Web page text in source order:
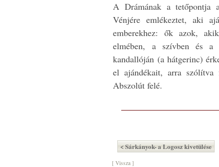
A Drámának a tetőpontja
Vénjére emlékeztet, aki
emberekhez: ők azok,
elmében, a szívben és a
kandallóján (a hátgerinc)
el ajándékait, arra
Abszolút felé.
< Sárkányok- a Logosz kivetülése
[ Vissza ]